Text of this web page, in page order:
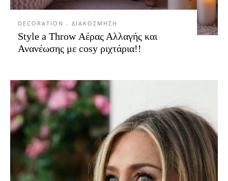
DECORATION - ΔΙΑΚΟΣΜΗΣΗ
Style a Throw Αέρας Αλλαγής και
Ανανέωσης με cosy ριχτάρια!!